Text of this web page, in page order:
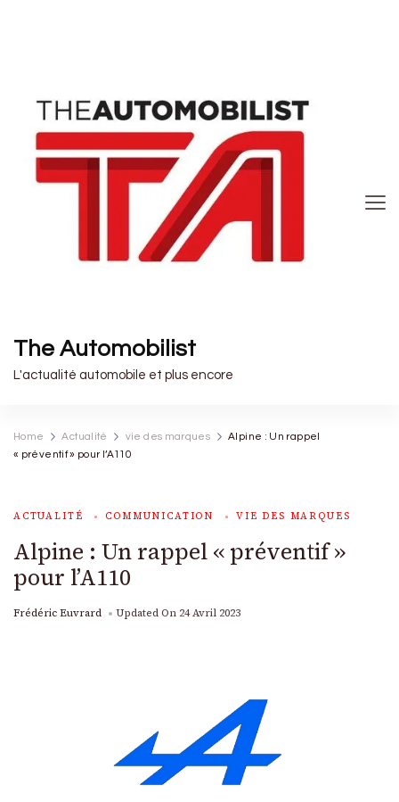
The Automobilist
L'actualité automobile et plus encore
Home Actualité vie des marques
Alpine : Un rappel
« préventif » pour l’A110
ACTUALITÉ COMMUNICATION VIE DES MARQUES
Alpine : Un rappel « préventif »
pour l’A110
Frédéric Euvrard Updated On 24 Avril 2023